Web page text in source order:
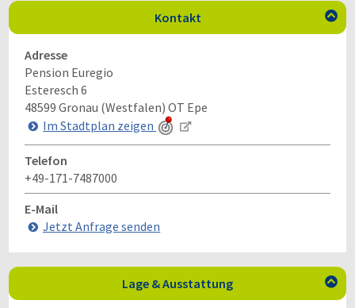
Kontakt 
Adresse
Pension Euregio
Esteresch 6
48599 Gronau (Westfalen) OT Epe
Im Stadtplan zeigen
Telefon
+49-171-7487000
E-Mail
Jetzt Anfrage senden
Lage & Ausstattung 